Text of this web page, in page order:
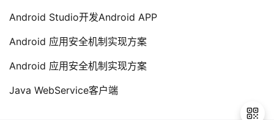
Android Studio开发Android APP
Android 应用安全机制实现方案
Android 应用安全机制实现方案
Java WebService客户端